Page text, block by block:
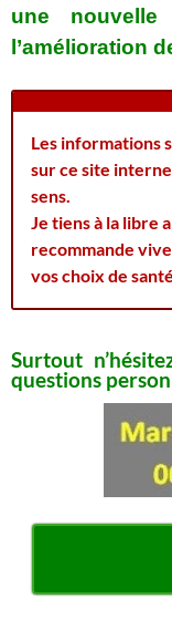
une nouvelle
l’amélioration
Les informations
sur ce site
sens.
Je tiens à la libre
recommande
vos choix de
Surtout
questions